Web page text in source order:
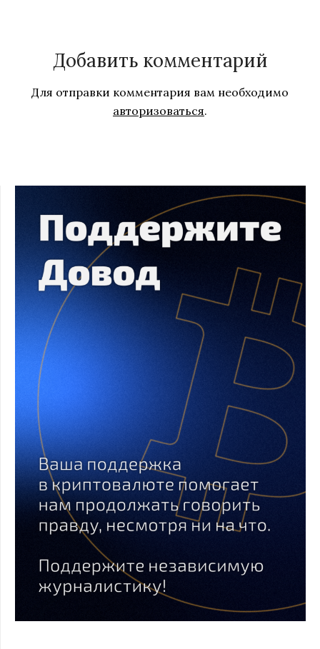
Добавить комментарий
Для отправки комментария вам необходимо
авторизоваться.